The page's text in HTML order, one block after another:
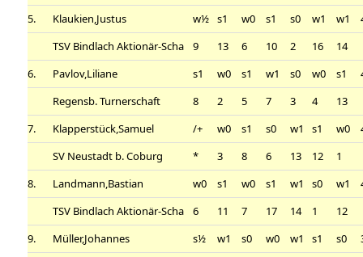
5.
Klaukien,Justus w½ s1 w0 s1 s0 w1 w1
TSV Bindlach Aktionär-Scha
9 13 6 10 2 16
14
6.
Pavlov,Liliane s1 w0 s1 w1 s0 w0 s1
Regensb. Turnerschaft
8 2 5 7 3 4
13
7.
Klapperstück,Samuel /+ w0 s1 s0 w1 s1 w0
SV Neustadt b. Coburg
* 3 8 6 13 12
1
8.
Landmann,Bastian w0 s1 w0 s1 w1 s0 w1
TSV Bindlach Aktionär-Scha
6 11 7 17 14 1
12
9.
Müller,Johannes s½ w1 s0 w0 w1 s1 s0